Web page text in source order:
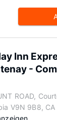
Inn
-
ROAD,
V9N 9B8, CA